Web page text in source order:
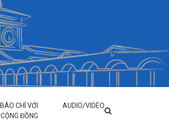
BÁO CHÍ VỚI
CỘNG ĐỒNG
AUDIO/VIDEO